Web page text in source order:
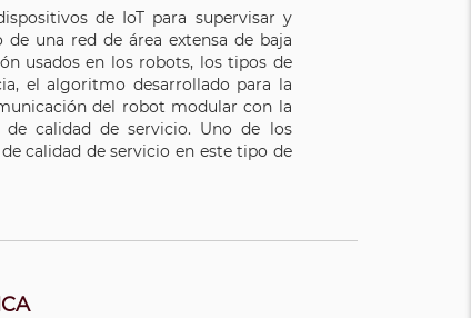
de IoT para supervisar y
una red de área extensa de baja
usados en los robots, los tipos de
el algoritmo desarrollado para la
del robot modular con la
calidad de servicio. Uno de los
calidad de servicio en este tipo de